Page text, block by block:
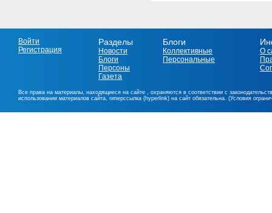
Войти
Регистрация
Разделы
Новости
Блоги
Персоны
Газета
Блоги
Коллективные
Персональные
О
Все права на материалы, находящиеся на сайте , охраняются в соответствии с
использовании материалов сайта, гиперссылка (hyperlink) на сайт обязательна. (Условия